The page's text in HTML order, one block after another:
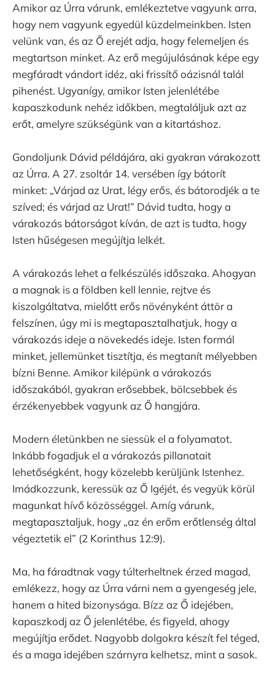
Amikor az Úrra várunk, emlékeztetve vagyunk arra,
hogy nem vagyunk egyedül küzdelmeinkben. Isten
velünk van, és az Ő erejét adja, hogy felemeljen és
megtartson minket. Az erő megújulásának képe egy
megfáradt vándort idéz, aki frissítő oázisnál talál
pihenést. Ugyanígy, amikor Isten jelenlétébe
kapaszkodunk nehéz időkben, megtaláljuk azt az
erőt, amelyre szükségünk van a kitartáshoz.
Gondoljunk Dávid példájára, aki gyakran várakozott
az Úrra. A 27. zsoltár 14. versében így bátorít
minket: „Várjad az Urat, légy erős, és bátorodjék a te
szíved; és várjad az Urat!” Dávid tudta, hogy a
várakozás bátorságot kíván, de azt is tudta, hogy
Isten hűségesen megújítja lelkét.
A várakozás lehet a felkészülés időszaka. Ahogyan
a magnak is a földben kell lennie, rejtve és
kiszolgáltatva, mielőtt erős növényként áttör a
felszínen, úgy mi is megtapasztalhatjuk, hogy a
várakozás ideje a növekedés ideje. Isten formál
minket, jellemünket tisztítja, és megtanít mélyebben
bízni Benne. Amikor kilépünk a várakozás
időszakából, gyakran erősebbek, bölcsebbek és
érzékenyebbek vagyunk az Ő hangjára.
Modern életünkben ne siessük el a folyamatot.
Inkább fogadjuk el a várakozás pillanatait
lehetőségként, hogy közelebb kerüljünk Istenhez.
Imádkozzunk, keressük az Ő Igéjét, és vegyük körül
magunkat hívő közösséggel. Amíg várunk,
megtapasztaljuk, hogy „az én erőm erőtlenség által
végeztetik el” (2 Korinthus 12:9).
Ma, ha fáradtnak vagy túlterheltnek érzed magad,
emlékezz, hogy az Úrra várni nem a gyengeség jele,
hanem a hited bizonysága. Bízz az Ő idejében,
kapaszkodj az Ő jelenlétébe, és figyeld, ahogy
megújítja erődet. Nagyobb dolgokra készít fel téged,
és a maga idejében szárnyra kelhetsz, mint a sasok.